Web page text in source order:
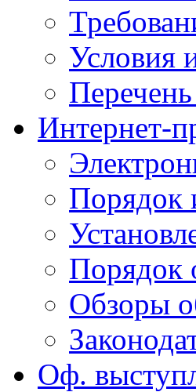
Условия
Интернет-
Порядок
Порядок
Обзоры
Оф.